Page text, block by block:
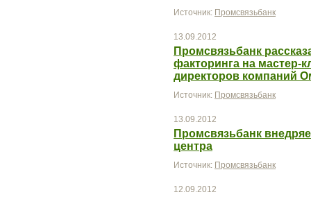
Источник: Промсвязьбанк
13.09.2012
Промсвязьбанк
факторинга на мастер-
директоров компаний
Источник: Промсвязьбанк
13.09.2012
Промсвязьбанк
центра
Источник: Промсвязьбанк
12.09.2012